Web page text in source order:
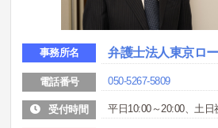
事務所名 弁護士法人東京ロ
電話番号 050-5267-5809
受付時間 平日10:00～20:00、土日